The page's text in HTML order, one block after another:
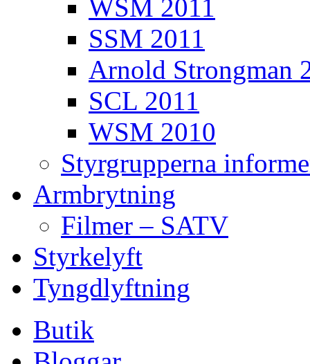
WSM 2011
SSM 2011
Arnold Strongman
SCL 2011
WSM 2010
Styrgrupperna
Armbrytning
Filmer – SATV
Styrkelyft
Tyngdlyftning
Butik